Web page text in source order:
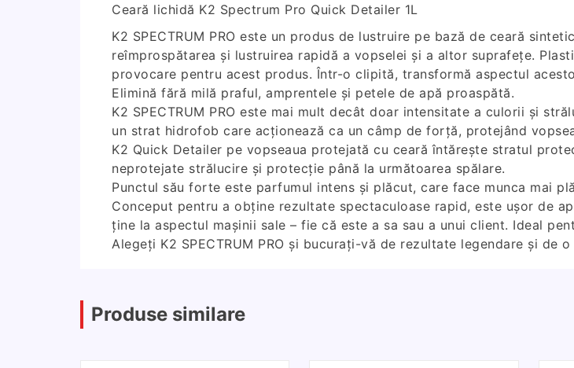
Ceară lichidă K2 Spectrum Pro Quick Detailer 1L
K2 SPECTRUM PRO este un produs de lustruire pe bază de ceară
reîmprospătarea și lustruirea rapidă a vopselei și a altor suprafețe.
provocare pentru acest produs. Într-o clipită, transformă aspectul
Elimină fără milă praful, amprentele și petele de apă proaspătă.
K2 SPECTRUM PRO este mai mult decât doar intensitate a culorii și
un strat hidrofob care acționează ca un câmp de forță, protejând
K2 Quick Detailer pe vopseaua protejată cu ceară întărește stratul
neprotejate strălucire și protecție până la următoarea spălare.
Punctul său forte este parfumul intens și plăcut, care face munca mai
Conceput pentru a obține rezultate spectaculoase rapid, este ușor de
ține la aspectul mașinii sale – fie că este a sa sau a unui client. Ideal
Alegeți K2 SPECTRUM PRO și bucurați-vă de rezultate legendare și de
Produse similare